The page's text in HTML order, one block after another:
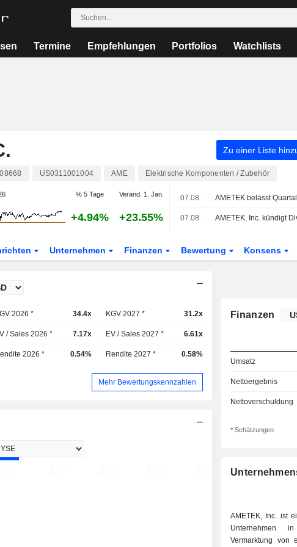
Termine Empfehlungen Portfolios Watchlists
Zu einer Liste
US0311001004 AME Elektrische Komponenten / Zubehör
% 5 Tage Veränd. 1. Jan.
+4.94% +23.55%
07.08.
07.08.
Unternehmen Finanzen Bewertung Konsens
2026 * 34.4x KGV 2027 * 31.2x
/ Sales 2026 * 7.17x EV / Sales 2027 * 6.61x
2026 * 0.54% Rendite 2027 * 0.58%
Mehr Bewertungskennzahlen
Finanzen
Umsatz
Nettoergebnis
Nettoverschuldung
* Schätzungen
AMETEK, Inc. ist
Unternehmen
Vermarktung von